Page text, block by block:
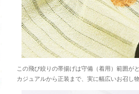
この飛び絞りの帯揚げは守備（着用）範囲が
カジュアルから正装まで、実に幅広いお召し